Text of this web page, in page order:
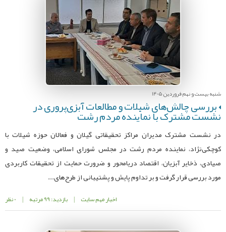
شنبه بیست و نهم فروردین 1405
بررسی چالش‌های شیلات و مطالعات آبزی‌پروری در
نشست مشترک با نماینده مردم رشت
در نشست مشترک مدیران مراکز تحقیقاتی گیلان و فعالان حوزه شیلات با
کوچکی‌نژاد، نماینده مردم رشت در مجلس شورای اسلامی، وضعیت صید و
صیادی، ذخایر آبزیان، اقتصاد دریا‌محور و ضرورت حمایت از تحقیقات کاربردی
مورد بررسی قرار گرفت و بر تداوم پایش و پشتیبانی از طرح‌های...
اخبار مهم سایت | بازدید: 99 مرتبه | 0 نظر